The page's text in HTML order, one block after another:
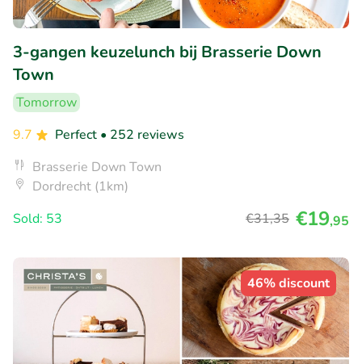
3-gangen keuzelunch bij Brasserie Down
Town
Tomorrow
9.7
Perfect • 252 reviews
Brasserie Down Town
Dordrecht (1km)
Sold: 53
€31,35 €19,95
46% discount